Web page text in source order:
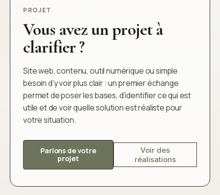
PROJET
Vous avez un projet à
clarifier ?
Site web, contenu, outil numérique ou simple
besoin d’y voir plus clair : un premier échange
permet de poser les bases, d’identifier ce qui est
utile et de voir quelle solution est réaliste pour
votre situation.
Parlons de votre
projet
Voir des
réalisations